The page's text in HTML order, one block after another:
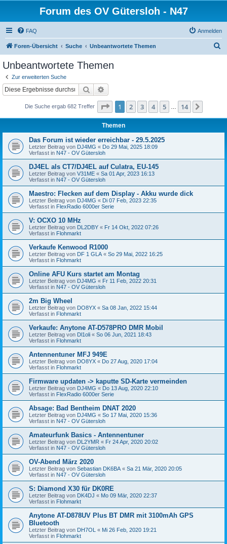
Forum des OV Gütersloh - N47
FAQ Anmelden
Foren-Übersicht Suche Unbeantwortete Themen
Unbeantwortete Themen
Zur erweiterten Suche
Suche
Die Suche ergab 682 Treffer Seite 1von 14
1 2 3 4 5 14
Themen
Das Forum ist wieder erreichbar - 29.5.2025
Letzter Beitrag von DJ4MG « Do 29 Mai, 2025 18:09
Verfasst in N47 - OV Gütersloh
DJ4EL als CT7/DJ4EL auf Culatra, EU-145
Letzter Beitrag von V31ME « Sa 01 Apr, 2023 16:13
Verfasst in N47 - OV Gütersloh
Maestro: Flecken auf dem Display - Akku wurde dick
Letzter Beitrag von DJ4MG « Di 07 Feb, 2023 22:35
Verfasst in FlexRadio 6000er Serie
V: OCXO 10 MHz
Letzter Beitrag von DL2DBY « Fr 14 Okt, 2022 07:26
Verfasst in Flohmarkt
Verkaufe Kenwood R1000
Letzter Beitrag von DF 1 GLA « So 29 Mai, 2022 16:25
Verfasst in Flohmarkt
Online AFU Kurs startet am Montag
Letzter Beitrag von DJ4MG « Fr 11 Feb, 2022 20:31
Verfasst in N47 - OV Gütersloh
2m Big Wheel
Letzter Beitrag von DO8YX « Sa 08 Jan, 2022 15:44
Verfasst in Flohmarkt
Verkaufe: Anytone AT-D578PRO DMR Mobil
Letzter Beitrag von Dl1oli « So 06 Jun, 2021 18:43
Verfasst in Flohmarkt
Antennentuner MFJ 949E
Letzter Beitrag von DO8YX « Do 27 Aug, 2020 17:04
Verfasst in Flohmarkt
Firmware updaten -> kaputte SD-Karte vermeinden
Letzter Beitrag von DJ4MG « Do 13 Aug, 2020 22:10
Verfasst in FlexRadio 6000er Serie
Absage: Bad Bentheim DNAT 2020
Letzter Beitrag von DJ4MG « So 17 Mai, 2020 15:36
Verfasst in N47 - OV Gütersloh
Amateurfunk Basics - Antennentuner
Letzter Beitrag von DL2YMR « Fr 24 Apr, 2020 20:02
Verfasst in N47 - OV Gütersloh
OV-Abend März 2020
Letzter Beitrag von Sebastian DK6BA « Sa 21 Mär, 2020 20:05
Verfasst in N47 - OV Gütersloh
S: Diamond X30 für DK0RE
Letzter Beitrag von DK4DJ « Mo 09 Mär, 2020 22:37
Verfasst in Flohmarkt
Anytone AT-D878UV Plus BT DMR mit 3100mAh GPS
Bluetooth
Letzter Beitrag von DH7OL « Mi 26 Feb, 2020 19:21
Verfasst in Flohmarkt